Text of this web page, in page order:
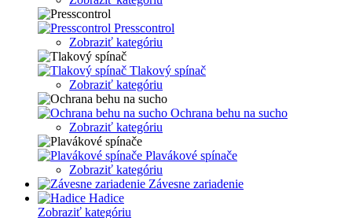
Presscontrol
Zobraziť kategóriu
Tlakový spínač
Zobraziť kategóriu
Ochrana behu na sucho
Zobraziť kategóriu
Plavákové spínače
Zobraziť kategóriu
Závesne zariadenie
Hadice
Zobraziť kategóriu